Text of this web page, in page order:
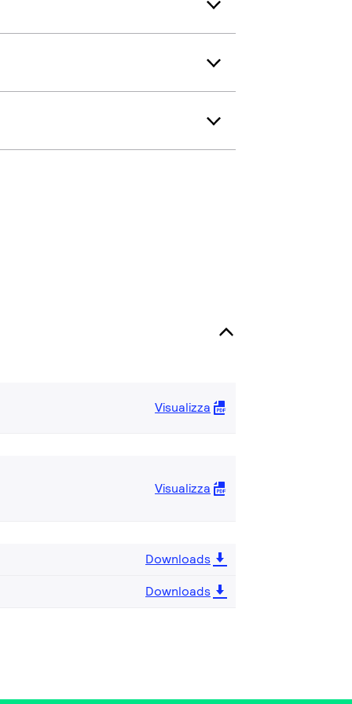
Visualizza
Visualizza
Downloads
Downloads